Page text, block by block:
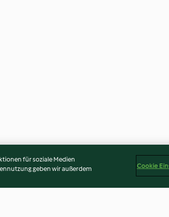
für soziale Medien
geben wir außerdem
Cookie